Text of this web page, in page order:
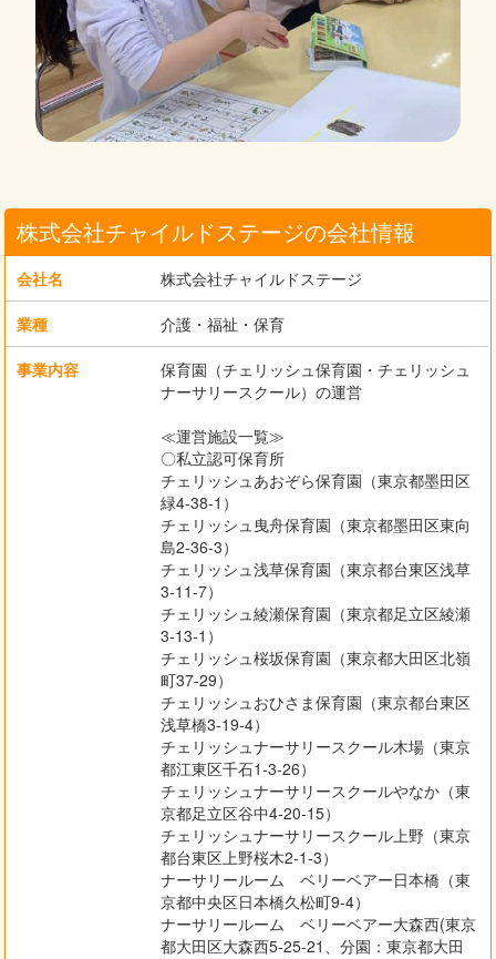
株式会社チャイルドステージの会社情報
会社名 株式会社チャイルドステージ
業種 介護・福祉・保育
事業内容
保育園（チェリッシュ保育園・チェリッシュ
ナーサリースクール）の運営
≪運営施設一覧≫
〇私立認可保育所
チェリッシュあおぞら保育園（東京都墨田区
緑4-38-1）
チェリッシュ曳舟保育園（東京都墨田区東向
島2-36-3）
チェリッシュ浅草保育園（東京都台東区浅草
3-11-7）
チェリッシュ綾瀬保育園（東京都足立区綾瀬
3-13-1）
チェリッシュ桜坂保育園（東京都大田区北嶺
町37-29）
チェリッシュおひさま保育園（東京都台東区
浅草橋3-19-4）
チェリッシュナーサリースクール木場（東京
都江東区千石1-3-26）
チェリッシュナーサリースクールやなか（東
京都足立区谷中4-20-15）
チェリッシュナーサリースクール上野（東京
都台東区上野桜木2-1-3）
ナーサリールーム ベリーベアー日本橋（東
京都中央区日本橋久松町9-4）
ナーサリールーム ベリーベアー大森西(東京
都大田区大森西5-25-21、分園：東京都大田